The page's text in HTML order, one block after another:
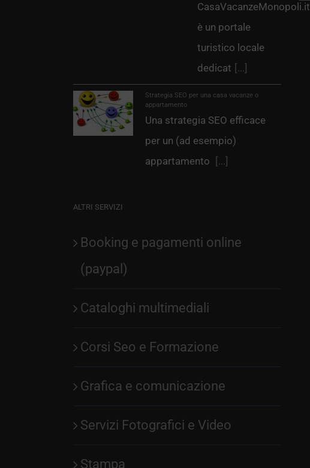
CasaVacanzeMonopoli.it
è un portale
turistico locale
dedicat [...]
Strategia SEO per una casa vacanze o
appartamento
Una strategia SEO efficace
per un (ad esempio)
appartamento
[...]
ALTRI SERVIZI
Booking e pagamenti online
(paypal)
Cataloghi multimediali
Corsi Seo e Formazione
Grafica e comunicazione
Servizi Fotografici e Video
Stampa